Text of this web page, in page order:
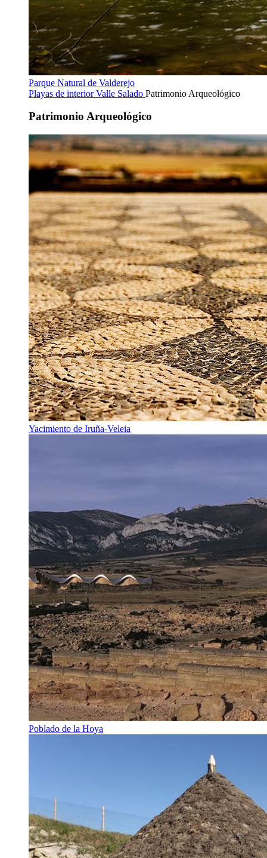
Parque Natural de Valderejo
Playas de interiorValle Salado Patrimonio Arqueológico
Patrimonio Arqueológico
Yacimiento de Iruña-Veleia
Poblado de la Hoya